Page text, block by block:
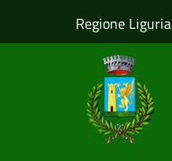
Regione Liguria